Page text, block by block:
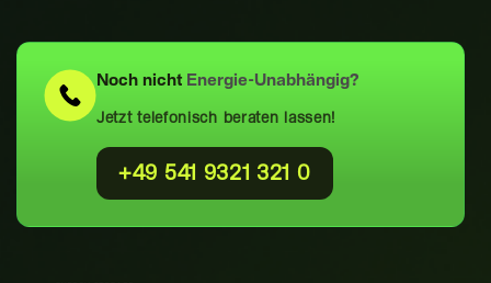
Noch nicht Energie-Unabhängig?
Jetzt telefonisch beraten lassen!
+49 541 9321 321 0